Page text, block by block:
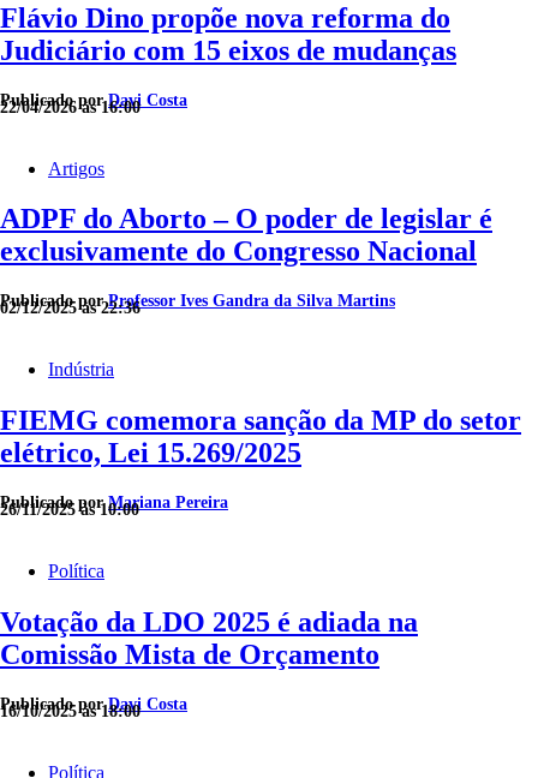
Flávio Dino propõe nova reforma do
Judiciário com 15 eixos de mudanças
Publicado porDavi Costa
22/04/2026 às 16:00
Artigos
ADPF do Aborto – O poder de legislar é
exclusivamente do Congresso Nacional
Publicado porProfessor Ives Gandra da Silva Martins
02/12/2025 às 22:36
Indústria
FIEMG comemora sanção da MP do setor
elétrico, Lei 15.269/2025
Publicado porMariana Pereira
26/11/2025 às 10:00
Política
Votação da LDO 2025 é adiada na
Comissão Mista de Orçamento
Publicado porDavi Costa
16/10/2025 às 18:00
Política